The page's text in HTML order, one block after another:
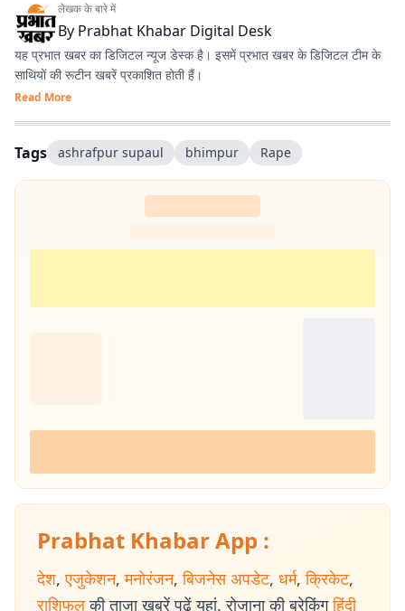
लेखक के बारे में
By Prabhat Khabar Digital Desk
यह प्रभात खबर का डिजिटल न्यूज डेस्क है। इसमें प्रभात खबर के डिजिटल टीम के
साथियों की रूटीन खबरें प्रकाशित होती हैं।
Read More
Tags ashrafpur supaul bhimpur Rape
Prabhat Khabar App :
देश, एजुकेशन, मनोरंजन, बिजनेस अपडेट, धर्म, क्रिकेट,
राशिफल की ताजा खबरें पढ़ें यहां. रोजाना की ब्रेकिंग हिंदी